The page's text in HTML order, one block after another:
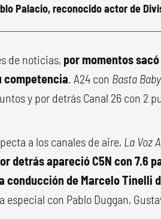
Palacio, reconocido actor de
de noticias, por momentos
competencia. A24 con Basta Baby
y por detrás Canal 26 con 2
a los canales de aire, La Voz
detrás apareció C5N con 7.6
conducción de Marcelo Tinelli
especial con Pablo Duggan,